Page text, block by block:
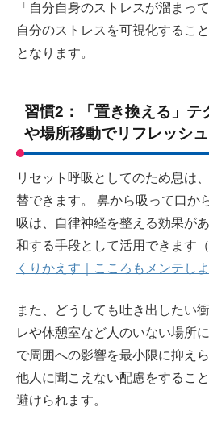
「自分自身のストレスが溜まっ
自分のストレスを可視化するこ
となります。
習慣2：「置き換える」テ
や場所移動でリフレッシュ
リセット呼吸としてのため息は
替できます。 鼻から吸って口か
吸は、自律神経を整える効果が
和する手段として活用できます
くりかえす｜こころもメンテし
また、どうしても吐き出したい
レや休憩室など人のいない場所
で周囲への影響を最小限に抑え
他人に聞こえない配慮をするこ
避けられます。